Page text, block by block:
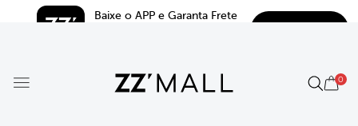
Baixe o APP e Garanta Frete
0